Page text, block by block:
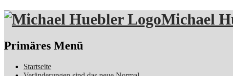
Michael
Suchen
Primäres Menü
Zum
Startseite